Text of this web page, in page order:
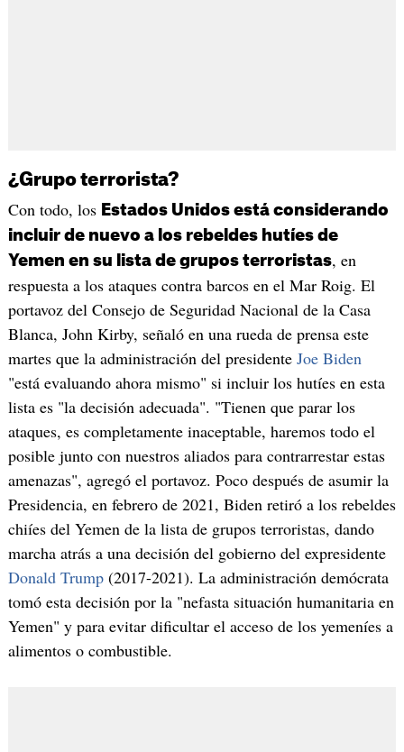
¿Grupo terrorista?
Con todo, los Estados Unidos está considerando
incluir de nuevo a los rebeldes hutíes de
Yemen en su lista de grupos terroristas, en
respuesta a los ataques contra barcos en el Mar Roig. El
portavoz del Consejo de Seguridad Nacional de la Casa
Blanca, John Kirby, señaló en una rueda de prensa este
martes que la administración del presidente Joe Biden
"está evaluando ahora mismo" si incluir los hutíes en esta
lista es "la decisión adecuada". "Tienen que parar los
ataques, es completamente inaceptable, haremos todo el
posible junto con nuestros aliados para contrarrestar estas
amenazas", agregó el portavoz. Poco después de asumir la
Presidencia, en febrero de 2021, Biden retiró a los rebeldes
chiíes del Yemen de la lista de grupos terroristas, dando
marcha atrás a una decisión del gobierno del expresidente
Donald Trump(2017-2021). La administración demócrata
tomó esta decisión por la "nefasta situación humanitaria en
Yemen" y para evitar dificultar el acceso de los yemeníes a
alimentos o combustible.